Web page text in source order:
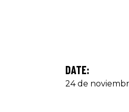
DATE:
24 de